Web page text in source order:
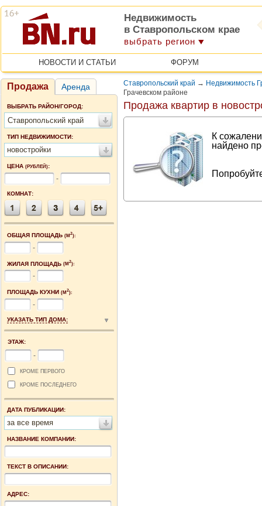
Недвижимость
в Ставропольском крае
выбрать регион
НОВОСТИ И СТАТЬИ ФОРУМ
Продажа Аренда
ВЫБРАТЬ РАЙОН/ГОРОД:
Ставропольский край
ТИП НЕДВИЖИМОСТИ:
новостройки
ЦЕНА (РУБЛЕЙ):
-
КОМНАТ:
ОБЩАЯ ПЛОЩАДЬ (М2):
-
ЖИЛАЯ ПЛОЩАДЬ (М2):
-
ПЛОЩАДЬ КУХНИ (М2):
-
УКАЗАТЬ ТИП ДОМА:
ЭТАЖ:
-
КРОМЕ ПЕРВОГО
КРОМЕ ПОСЛЕДНЕГО
ДАТА ПУБЛИКАЦИИ:
за все время
НАЗВАНИЕ КОМПАНИИ:
ТЕКСТ В ОПИСАНИИ:
АДРЕС:
Ставропольский край → Недвижимость
Грачевском районе
Продажа квартир в
К
найдено